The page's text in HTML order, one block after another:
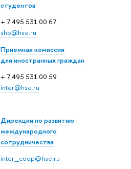
студентов
+ 7 495 531 00 67
sho@hse.ru
Приемная комиссия
для иностранных граждан
+ 7 495 531 00 59
inter@hse.ru
Дирекция по развитию
международного
сотрудничества
inter_coop@hse.ru